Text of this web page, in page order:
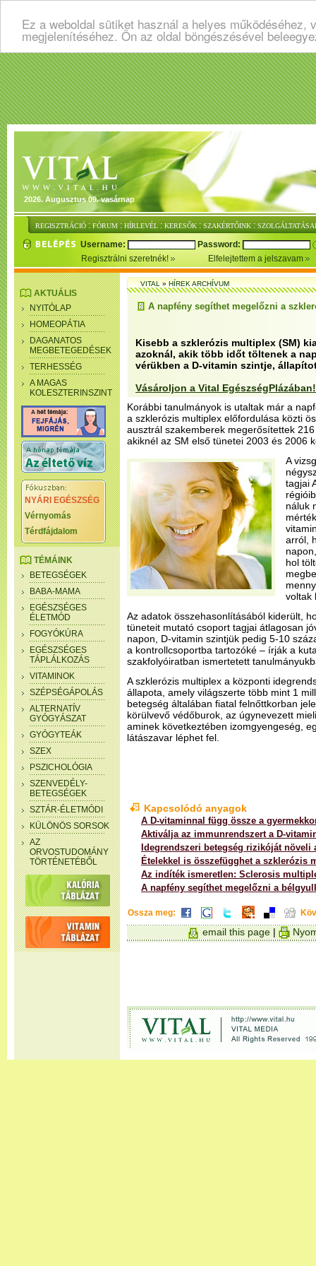
Ez a weboldal sütiket használ a helyes
megjelenítéséhez. Ön az oldal böngészésével
2026. Augusztus 09. vasárnap
REGISZTRÁCIÓ : FÓRUM : HÍRLEVÉL : KERESŐK : SZAKÉRTŐINK :
Username:
Password:
Regisztrálni szeretnék!
Elfelejtettem a jelszavam
AKTUÁLIS
NYITÓLAP
HOMEOPÁTIA
DAGANATOS
MEGBETEGEDÉSEK
TERHESSÉG
A MAGAS
KOLESZTERINSZINT
NYÁRI EGÉSZSÉG
Vérnyomás
Térdfájdalom
TÉMÁINK
BETEGSÉGEK
BABA-MAMA
EGÉSZSÉGES
ÉLETMÓD
FOGYÓKÚRA
EGÉSZSÉGES
TÁPLÁLKOZÁS
VITAMINOK
SZÉPSÉGÁPOLÁS
ALTERNATÍV
GYÓGYÁSZAT
GYÓGYTEÁK
SZEX
PSZICHOLÓGIA
SZENVEDÉLY-
BETEGSÉGEK
SZTÁR-ÉLETMÓDI
KÜLÖNÖS SORSOK
AZ
ORVOSTUDOMÁNY
TÖRTÉNETÉBŐL
VITAL»HÍREK ARCHÍVUM
A napfény segíthet megelőzni a
Kisebb a szklerózis multiplex (SM)
azoknál, akik több időt töltenek a
vérükben a D-vitamin szintje,
Vásároljon a Vital EgészségPlázában!
Korábbi tanulmányok is utaltak már a
a szklerózis multiplex előfordulása közti
ausztrál szakemberek megerősítettek
akiknél az SM első tünetei 2003 és 2006
A
tagjai
náluk
arról,
hol
voltak
Az adatok összehasonlításából kiderült,
tüneteit mutató csoport tagjai átlagosan
napon, D-vitamin szintjük pedig 5-10
a kontrollcsoportba tartozóké – írják a
szakfolyóiratban ismertetett
A szklerózis multiplex a központi
állapota, amely világszerte több mint 1
betegség általában fiatal felnőttkorban
körülvevő védőburok, az úgynevezett
aminek következtében izomgyengeség,
látászavar léphet fel.
Kapcsolódó anyagok
A D-vitaminnal függ össze a
Aktiválja az immunrendszert a D-
Idegrendszeri betegség rizikóját növeli
Ételekkel is összefügghet a szklerózis
Az indíték ismeretlen: Sclerosis
A napfény segíthet megelőzni a
Ossza meg:
email this page |